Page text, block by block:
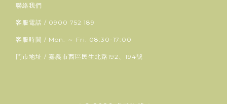
聯絡我們
客服電話 / 0900 752 189
客服時間 / Mon. ～ Fri. 08:30-17:00
門市地址 / 嘉義市西區民生北路192、194號